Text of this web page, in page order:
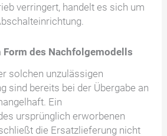
verringert, handelt es sich um
des Nachfolgemodells
solchen unzulässigen
sind bereits bei der Übergabe an
Ein
ursprünglich erworbenen
die Ersatzlieferung nicht